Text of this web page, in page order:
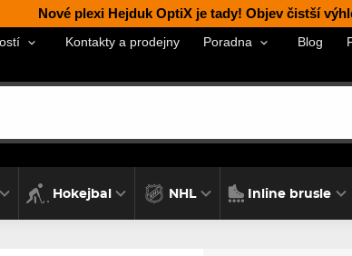
Nové plexi Hejduk OptiX je tady! Objev čistší
Kontakty a prodejny Poradna Blog
Hokejbal NHL Inline brusle